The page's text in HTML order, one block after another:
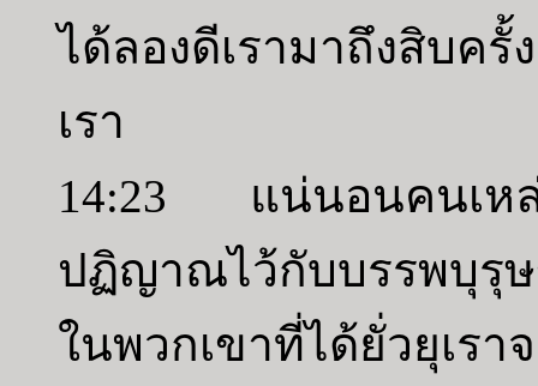
ได้ลองดีเรามาถึงสิบครั้
เรา
14:23 แน่นอนคนเหล่
ปฏิญาณไว้กับบรรพบุรุ
ในพวกเขาที่ได้ยั่วยุเร